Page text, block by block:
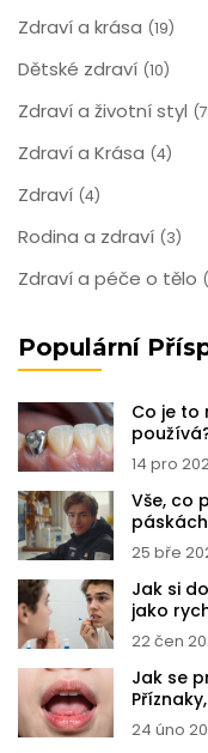
Zdraví a krása (19)
Dětské zdraví (10)
Zdraví a životní styl
Zdraví a Krása (4)
Zdraví (4)
Rodina a zdraví (3)
Zdraví a péče o tělo
Populární
Co je to
14 pro
Vše, co
25 bře
Jak si
jako
22 čen
Jak se
24 úno